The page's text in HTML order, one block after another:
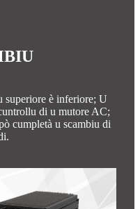
superiore è inferiore; U
di u mutore AC;
cumpletà u scambiu di